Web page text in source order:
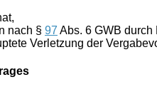
nach § 97 Abs. 6 GWB durch
Verletzung der